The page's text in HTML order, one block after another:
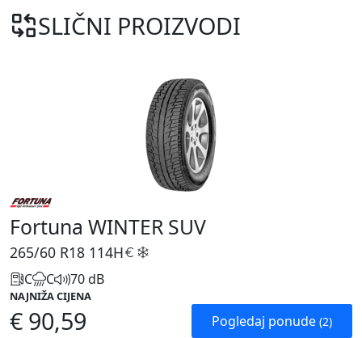
SLIČNI PROIZVODI
Fortuna WINTER SUV
265/60 R18 114H
C C 70 dB
NAJNIŽA CIJENA
€ 90,59 Pogledaj ponude (2)